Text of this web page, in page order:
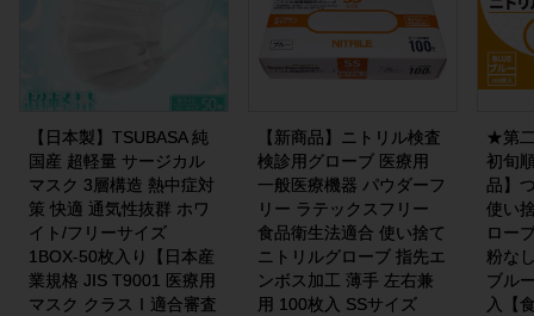
【日本製】TSUBASA 純
国産 超軽量 サージカル
マスク 3層構造 熱中症対
策 快適 通気性抜群 ホワ
イト/フリーサイズ
1BOX-50枚入り【日本産
業規格 JIS T9001 医療用
マスク クラスⅠ適合審査
【新商品】ニトリル検査
検診用グローブ 医療用
一般医療機器 パウダーフ
リー ラテックスフリー
食品衛生法適合 使い捨て
ニトリルグローブ 指先エ
ンボス加工 薄手 左右兼
用 100枚入 SSサイズ
★第
初旬
品】
使い
ロー
粉な
ブル
入【